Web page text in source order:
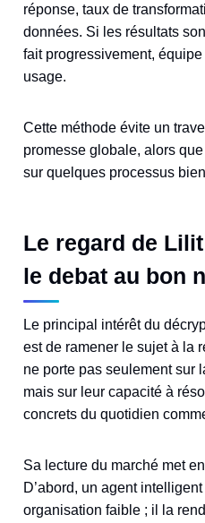
réponse, taux de
données. Si les résultats
fait progressivement,
usage.
Cette méthode évite un
promesse globale, alors
sur quelques processus
Le regard de
le debat au bon
Le principal intérêt du
est de ramener le sujet à la
ne porte pas seulement sur
mais sur leur capacité à
concrets du quotidien
Sa lecture du marché met
D’abord, un agent
organisation faible ; il la